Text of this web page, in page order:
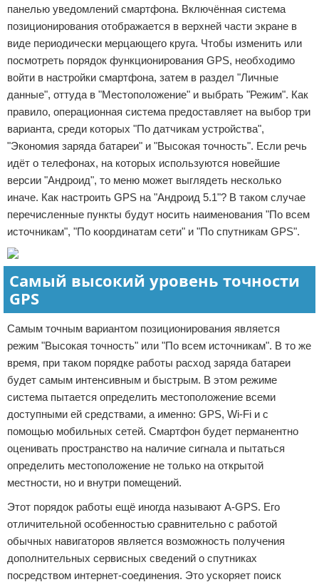
панелью уведомлений смартфона. Включённая система
позиционирования отображается в верхней части экране в
виде периодически мерцающего круга. Чтобы изменить или
посмотреть порядок функционирования GPS, необходимо
войти в настройки смартфона, затем в раздел "Личные
данные", оттуда в "Местоположение" и выбрать "Режим". Как
правило, операционная система предоставляет на выбор три
варианта, среди которых "По датчикам устройства",
"Экономия заряда батареи" и "Высокая точность". Если речь
идёт о телефонах, на которых используются новейшие
версии "Андроид", то меню может выглядеть несколько
иначе. Как настроить GPS на "Андроид 5.1"? В таком случае
перечисленные пункты будут носить наименования "По всем
источникам", "По координатам сети" и "По спутникам GPS".
Самый высокий уровень точности
GPS
Самым точным вариантом позиционирования является
режим "Высокая точность" или "По всем источникам". В то же
время, при таком порядке работы расход заряда батареи
будет самым интенсивным и быстрым. В этом режиме
система пытается определить местоположение всеми
доступными ей средствами, а именно: GPS, Wi-Fi и с
помощью мобильных сетей. Смартфон будет перманентно
оценивать пространство на наличие сигнала и пытаться
определить местоположение не только на открытой
местности, но и внутри помещений.
Этот порядок работы ещё иногда называют A-GPS. Его
отличительной особенностью сравнительно с работой
обычных навигаторов является возможность получения
дополнительных сервисных сведений о спутниках
посредством интернет-соединения. Это ускоряет поиск